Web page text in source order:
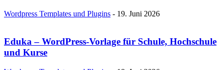
Wordpress Templates und Plugins - 19. Juni 2026
Eduka – WordPress-Vorlage für Schule, Hochschule
und Kurse